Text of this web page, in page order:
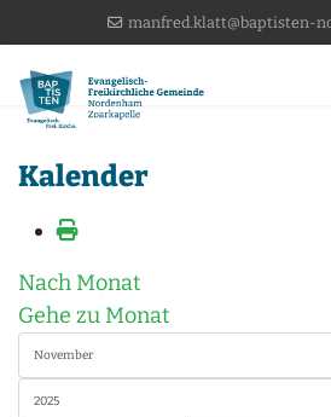
manfred.klatt@baptisten-
Kalender
Nach Monat
Gehe zu Monat